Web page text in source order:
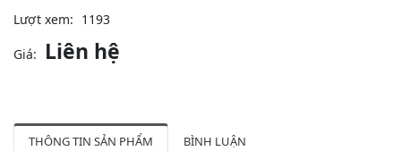
Lượt xem: 1193
Giá: Liên hệ
THÔNG TIN SẢN PHẨM BÌNH LUẬN